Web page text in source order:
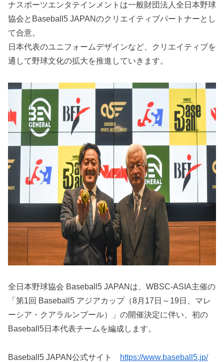
ナスポーツエンタテインメントは一般財団法人全日本野球
協会とBaseball5 JAPANのクリエイティブパートナーとし
て合意。
日本代表のユニフォームデザインなど、クリエイティブを
通して野球文化の拡大を推進していきます。
全日本野球協会 Baseball5 JAPANは、WBSC-ASIA主催の
「第1回 Baseball5 アジアカップ（8月17日～19日、マレ
ーシア・クアラルンプール）」の開催決定に伴い、初の
Baseball5日本代表チームを編成します。
Baseball5 JAPAN公式サイト https://www.baseball5.jp/